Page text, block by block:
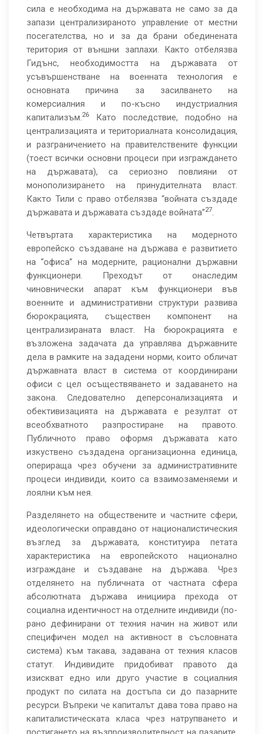
сила е необходима на държавата не само за да
запази централизираното управление от местни
посегателства, но и за да брани обединената
територия от външни заплахи. Както отбелязва
Гидънс, необходимостта на държавата от
усъвършенстване на военната технология е
основната причина за засилването на
комерсиалния и по-късно индустриалния
капитализъм.26
Като последствие, подобно на
централизацията и териториалната консолидация,
и разграничението на правителствените функции
(тоест всички основни процеси при изграждането
на държавата), са сериозно повлияни от
монополизирането на принудителната власт.
Както Тили с право отбелязва “войната създаде
държавата и държавата създаде войната”27.
Четвъртата характеристика на модерното
европейско създаване на държава е развитието
на “офиса” на модерните, рационални държавни
функционери. Преходът от онаследим
чиновнически апарат към функционери във
военните и административни структури развива
бюрокрацията, съществен компонент на
централизираната власт. На бюрокрацията е
възложена задачата да управлява държавните
дела в рамките на зададени норми, които обличат
държавната власт в система от координирани
офиси с цел осъществяването и задаването на
закона. Следователно деперсонализацията и
обективизацията на държавата е резултат от
всеобхватното разпростиране на правото.
Публичното право оформя държавата като
изкуствено създадена организационна единица,
оперираща чрез обучени за административните
процеси индивиди, които са взаимозаменяеми и
лоялни към нея.
Разделянето на обществените и частните сфери,
идеологически оправдано от националистическия
възглед за държавата, конституира петата
характеристика на европейското национално
изграждане и създаване на държава. Чрез
отделянето на публичната от частната сфера
абсолютната държава инициира прехода от
социална идентичност на отделните индивиди (по-
рано дефинирани от техния начин на живот или
специфичен модел на активност в съсловната
система) към такава, задавана от техния класов
статут. Индивидите придобиват правото да
изискват едно или друго участие в социалния
продукт по силата на достъпа си до пазарните
ресурси. Въпреки че капиталът дава това право на
капиталистическата класа чрез натрупването и